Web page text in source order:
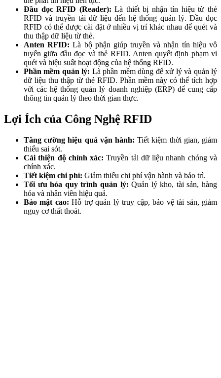
Đầu đọc RFID (Reader): Là thiết bị nhận tín hiệu từ thẻ
RFID và truyền tải dữ liệu đến hệ thống quản lý. Đầu đọc
RFID có thể được cài đặt ở nhiều vị trí khác nhau để quét và
thu thập dữ liệu từ thẻ.
Anten RFID: Là bộ phận giúp truyền và nhận tín hiệu vô
tuyến giữa đầu đọc và thẻ RFID. Anten quyết định phạm vi
quét và hiệu suất hoạt động của hệ thống RFID.
Phần mềm quản lý: Là phần mềm dùng để xử lý và quản lý
dữ liệu thu thập từ thẻ RFID. Phần mềm này có thể tích hợp
với các hệ thống quản lý doanh nghiệp (ERP) để cung cấp
thông tin quản lý theo thời gian thực.
Lợi Ích của Công Nghệ RFID
Tăng cường hiệu quả vận hành: Tiết kiệm thời gian, giảm
thiểu sai sót.
Cải thiện độ chính xác: Truyền tải dữ liệu nhanh chóng và
chính xác.
Tiết kiệm chi phí: Giảm thiểu chi phí vận hành và bảo trì.
Tối ưu hóa quy trình quản lý: Quản lý kho, tài sản, hàng
hóa và nhân viên hiệu quả.
Bảo mật cao: Hỗ trợ quản lý truy cập, bảo vệ tài sản, giảm
nguy cơ thất thoát.